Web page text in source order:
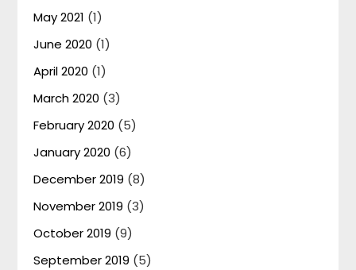
May 2021 (1)
June 2020 (1)
April 2020 (1)
March 2020 (3)
February 2020 (5)
January 2020 (6)
December 2019 (8)
November 2019 (3)
October 2019 (9)
September 2019 (5)